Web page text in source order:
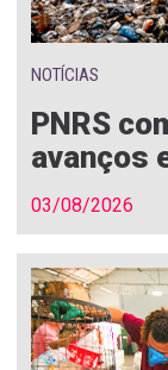
NOTÍCIAS
PNRS
avanços
03/08/2026